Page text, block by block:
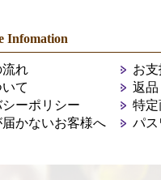
Infomation
流れ
お
て
返
ーポリシー
特
届かないお客様へ
パ